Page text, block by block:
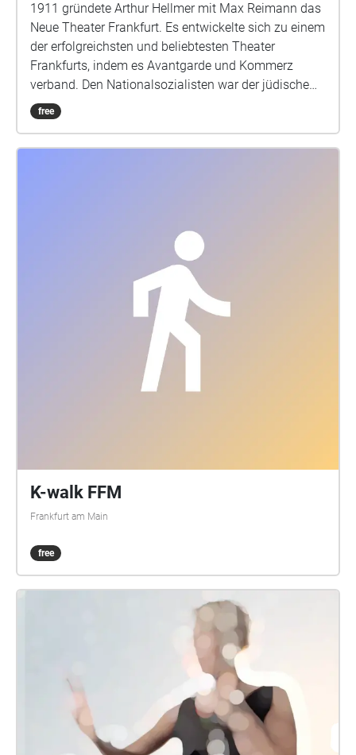
1911 gründete Arthur Hellmer mit Max Reimann das
Neue Theater Frankfurt. Es entwickelte sich zu einem
der erfolgreichsten und beliebtesten Theater
Frankfurts, indem es Avantgarde und Kommerz
verband. Den Nationalsozialisten war der jüdische
Intendant Hellmer ein Dorn im Auge. Lange trotzte
das erfolgreiche Theater allen Versuchen, es in den
kulturellen und jüdischen Orten in unserer Zeit.
Audiowalk in 2 Teilen. Im Frankfurt Westend und in
der Innenstadt Frankfurt am Main. VON & MIT
Sprecher\*innen: Cornelia Niemann, Verena Specht-
Ronique / Sound & Komposition: Louisa Beck, / Text,
Künstl. Ltg.: Jan Deck und Katja Kämmerer /
Dramaturgie Ongoing 2021: Marie Schwesinger O-
TÖNE Marc Grünbaum, Birgit Peter
https://www.profikollektion.de/projekt/ongoing/
Recherche wurde gefördert mit Mitteln des Fonds
Darstellende Künste aus Mitteln der Beauftragten der
free
K-walk FFM
Frankfurt am Main
free